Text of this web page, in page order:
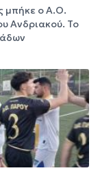
μπήκε ο Α.Ο.
Ανδριακού. Το